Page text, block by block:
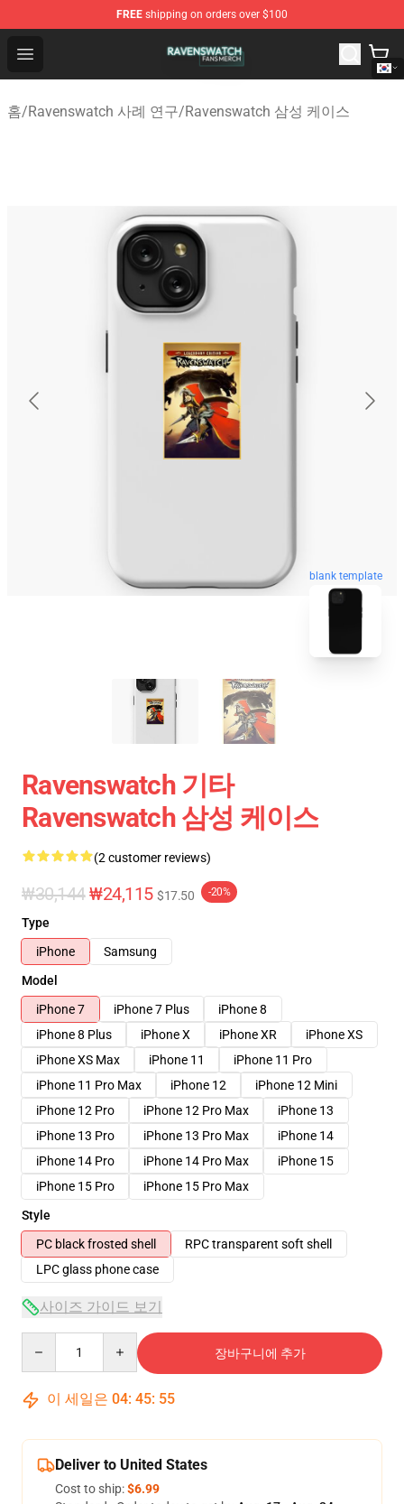
FREE shipping on orders over $100
Open menu
Ravenswatch Shop - Official Ravenswatch Merchandise
홈/Ravenswatch 사례 연구/Ravenswatch 삼성 케이스
blank template
Ravenswatch 기타
Ravenswatch 삼성 케이스
(2 customer reviews)
₩30,144₩24,115 $17.50 -20%
Type
iPhone
Samsung
Model
iPhone 7
iPhone 7 Plus
iPhone 8
iPhone 8 Plus
iPhone X iPhone XR
iPhone XS
iPhone XS Max
iPhone 11
iPhone 11 Pro
iPhone 11 Pro Max
iPhone 12
iPhone 12 Mini
iPhone 12 Pro
iPhone 12 Pro Max
iPhone 13
iPhone 13 Pro
iPhone 13 Pro Max
iPhone 14
iPhone 14 Pro
iPhone 14 Pro Max
iPhone 15
iPhone 15 Pro
iPhone 15 Pro Max
Style
PC black frosted shell
RPC transparent soft shell
LPC glass phone case
사이즈 가이드 보기
장바구니에 추가
이 세일은 04: 45: 54
Deliver to United States
Cost to ship:$6.99